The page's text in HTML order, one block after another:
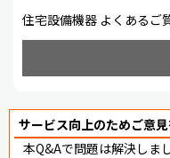
住宅設備機器 よくあるご
サービス向上のためご意
本Q&Aで問題は解決しま